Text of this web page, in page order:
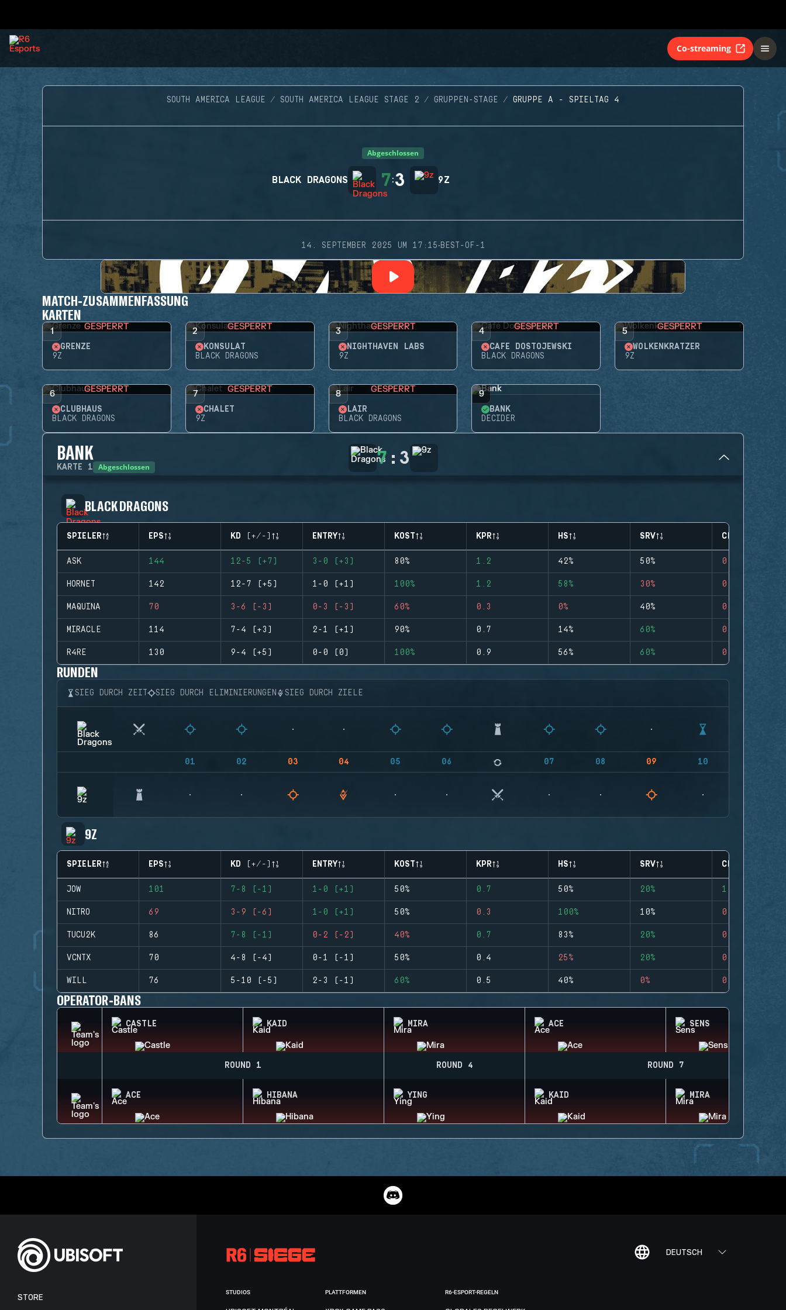
Co-streaming
SOUTH AMERICA LEAGUE SOUTH AMERICA LEAGUE STAGE 2 GRUPPEN-STAGE GRUPPE A - SPIELTAG 4
Abgeschlossen
BLACK DRAGONS 7:3 9Z
14. SEPTEMBER 2025 UM 17:15·BEST-OF-1
MATCH-ZUSAMMENFASSUNG
KARTEN
1 GESPERRT
GRENZE
9Z
2 GESPERRT
KONSULAT
BLACK DRAGONS
3 GESPERRT
NIGHTHAVEN LABS
9Z
4 GESPERRT
CAFÉ DOSTOJEWSKI
BLACK DRAGONS
5 GESPERRT
WOLKENKRATZER
9Z
6 GESPERRT
CLUBHAUS
BLACK DRAGONS
7 GESPERRT
CHALET
9Z
8 GESPERRT
LAIR
BLACK DRAGONS
9
BANK
DECIDER
BANK
KARTE 1 Abgeschlossen 7 : 3
BLACK DRAGONS
SPIELER EPS KD (+/-) ENTRY KOST KPR HS SRV CLUTCHES
ASK 144 12-5 (+7) 3-0 (+3) 80% 1.2 42% 50% 0
HORNET 142 12-7 (+5) 1-0 (+1) 100% 1.2 58% 30% 0
MAQUINA 70 3-6 (-3) 0-3 (-3) 60% 0.3 0% 40% 0
MIRACLE 114 7-4 (+3) 2-1 (+1) 90% 0.7 14% 60% 0
R4RE 130 9-4 (+5) 0-0 (0) 100% 0.9 56% 60% 0
RUNDEN
SIEG DURCH ZEIT SIEG DURCH ELIMINIERUNGEN SIEG DURCH ZIELE
01 02 03 04 05 06 07 08 09 10
9Z
SPIELER EPS KD (+/-) ENTRY KOST KPR HS SRV CLUTCHES
JOW 101 7-8 (-1) 1-0 (+1) 50% 0.7 50% 20% 1
NITRO 69 3-9 (-6) 1-0 (+1) 50% 0.3 100% 10% 0
TUCU2K 86 7-8 (-1) 0-2 (-2) 40% 0.7 83% 20% 0
VCNTX 70 4-8 (-4) 0-1 (-1) 50% 0.4 25% 20% 0
WILL 76 5-10 (-5) 2-3 (-1) 60% 0.5 40% 0% 0
OPERATOR-BANS
CASTLE KAID MIRA ACE SENS
ROUND 1 ROUND 4 ROUND 7
ACE HIBANA YING KAID MIRA
DEUTSCH
STORE
STUDIOS PLATTFORMEN R6-ESPORT-REGELN